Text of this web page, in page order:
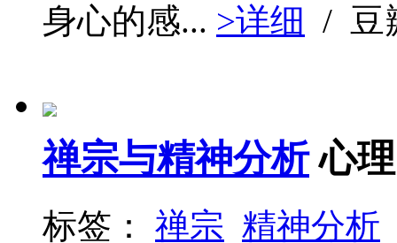
身心的感... >详细 / 豆
禅宗与精神分析 心
标签： 禅宗 精神分析